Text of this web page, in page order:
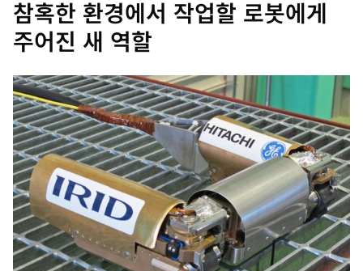
참혹한 환경에서 작업할 로봇에게
주어진 새 역할